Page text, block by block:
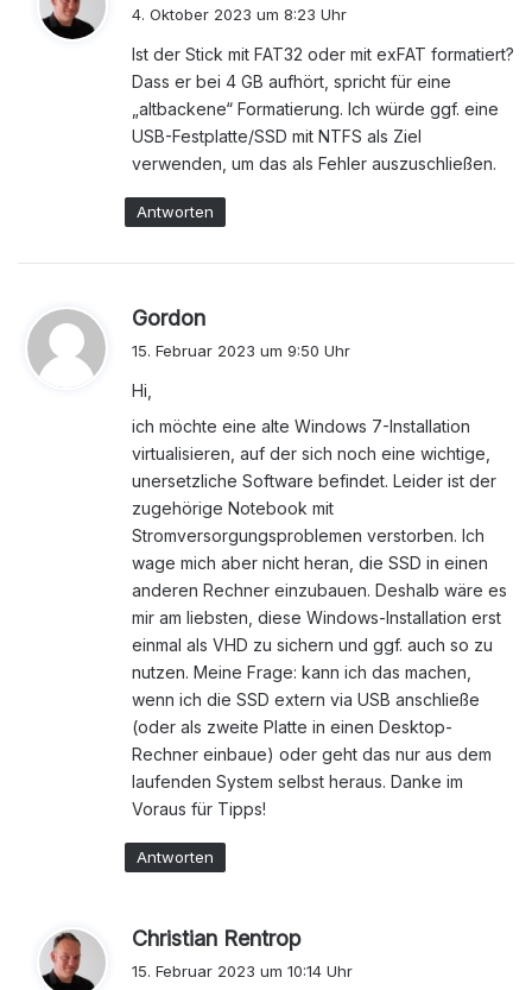
t
:
4. Oktober 2023 um 8:23 Uhr
Ist der Stick mit FAT32 oder mit exFAT formatiert?
Dass er bei 4 GB aufhört, spricht für eine
„altbackene“ Formatierung. Ich würde ggf. eine
USB-Festplatte/SSD mit NTFS als Ziel
verwenden, um das als Fehler auszuschließen.
Antworten
Gordon
:
15. Februar 2023 um 9:50 Uhr
Hi,
ich möchte eine alte Windows 7-Installation
virtualisieren, auf der sich noch eine wichtige,
unersetzliche Software befindet. Leider ist der
zugehörige Notebook mit
Stromversorgungsproblemen verstorben. Ich
wage mich aber nicht heran, die SSD in einen
anderen Rechner einzubauen. Deshalb wäre es
mir am liebsten, diese Windows-Installation erst
einmal als VHD zu sichern und ggf. auch so zu
nutzen. Meine Frage: kann ich das machen,
wenn ich die SSD extern via USB anschließe
(oder als zweite Platte in einen Desktop-
Rechner einbaue) oder geht das nur aus dem
laufenden System selbst heraus. Danke im
Voraus für Tipps!
Antworten
Christian Rentrop
15. Februar 2023 um 10:14 Uhr